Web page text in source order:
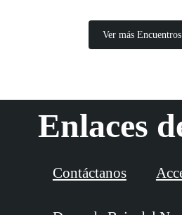
Ver más
Enlaces
Contáctanos